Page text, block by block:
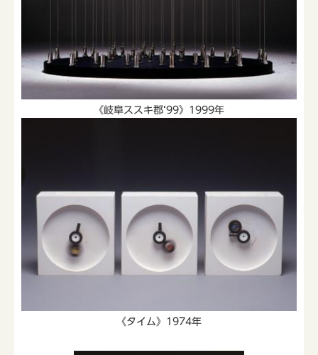
《岐阜ススキ郡‘99》1999年
《タイム》1974年